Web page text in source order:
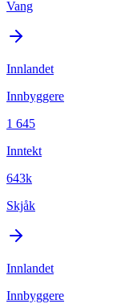
Vang
Innlandet
Innbyggere
1 645
Inntekt
643k
Skjåk
Innlandet
Innbyggere